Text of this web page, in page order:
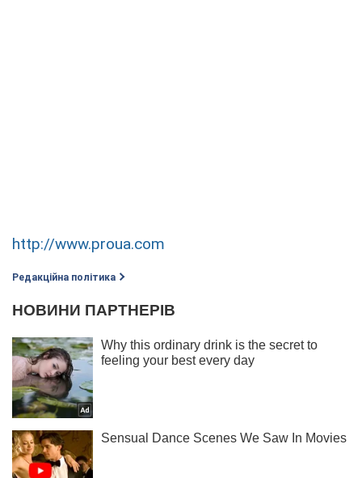
http://www.proua.com
Редакційна політика